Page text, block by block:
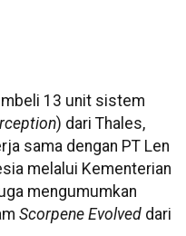
13 unit sistem
) dari Thales,
sama dengan PT Len
melalui Kementerian
mengumumkan
Scorpene Evolved dari